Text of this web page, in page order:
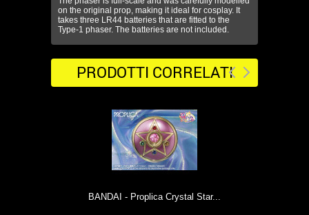
on the original prop, making it ideal for cosplay. It
takes three LR44 batteries that are fitted to the
Type-1 phaser. The batteries are not included.
PRODOTTI CORRELATI
NECA - Terminator: Ultimate...